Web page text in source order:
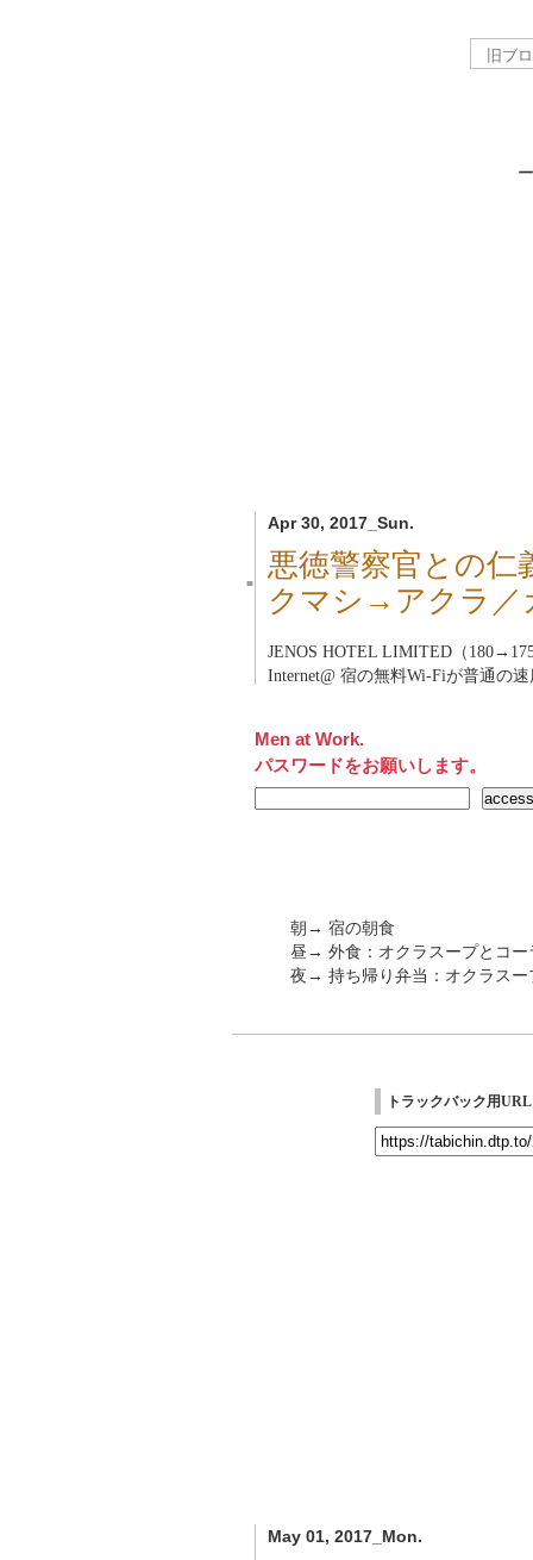
Apr 30, 2017_Sun.
■
悪徳警察官との仁
クマシ→アクラ／
JENOS HOTEL LIMITED（
Internet@ 宿の無料Wi-Fiが普通の
Men at Work.
パスワードをお願いします。
朝→ 宿の朝食
昼→ 外食：オクラスープとコー
夜→ 持ち帰り弁当：オクラスー
トラックバック用URL
May 01, 2017_Mon.